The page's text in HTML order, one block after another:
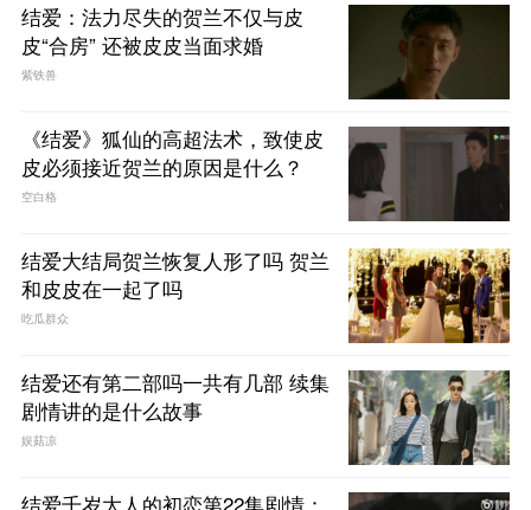
结爱：法力尽失的贺兰不仅与皮
皮“合房” 还被皮皮当面求婚
紫铁兽
《结爱》狐仙的高超法术，致使皮
皮必须接近贺兰的原因是什么？
空白格
结爱大结局贺兰恢复人形了吗 贺兰
和皮皮在一起了吗
吃瓜群众
结爱还有第二部吗一共有几部 续集
剧情讲的是什么故事
娱菇凉
结爱千岁大人的初恋第22集剧情：